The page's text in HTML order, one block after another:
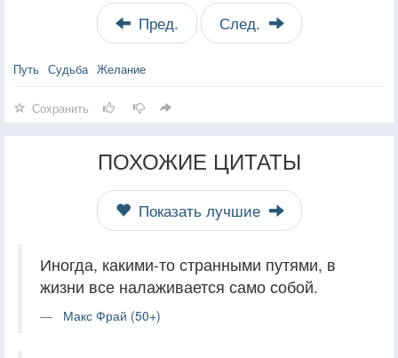
Пред. След.
Путь Судьба Желание
Сохранить
ПОХОЖИЕ ЦИТАТЫ
Показать лучшие
Иногда, какими-то странными путями, в
жизни все налаживается само собой.
Макс Фрай (50+)